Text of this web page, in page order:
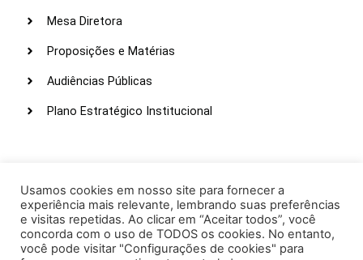
Mesa Diretora
Proposições e Matérias
Audiências Públicas
Plano Estratégico Institucional
Webmail
Intranet
Administração
Usamos cookies em nosso site para fornecer a
experiência mais relevante, lembrando suas preferências
e visitas repetidas. Ao clicar em “Aceitar todos”, você
concorda com o uso de TODOS os cookies. No entanto,
você pode visitar "Configurações de cookies" para